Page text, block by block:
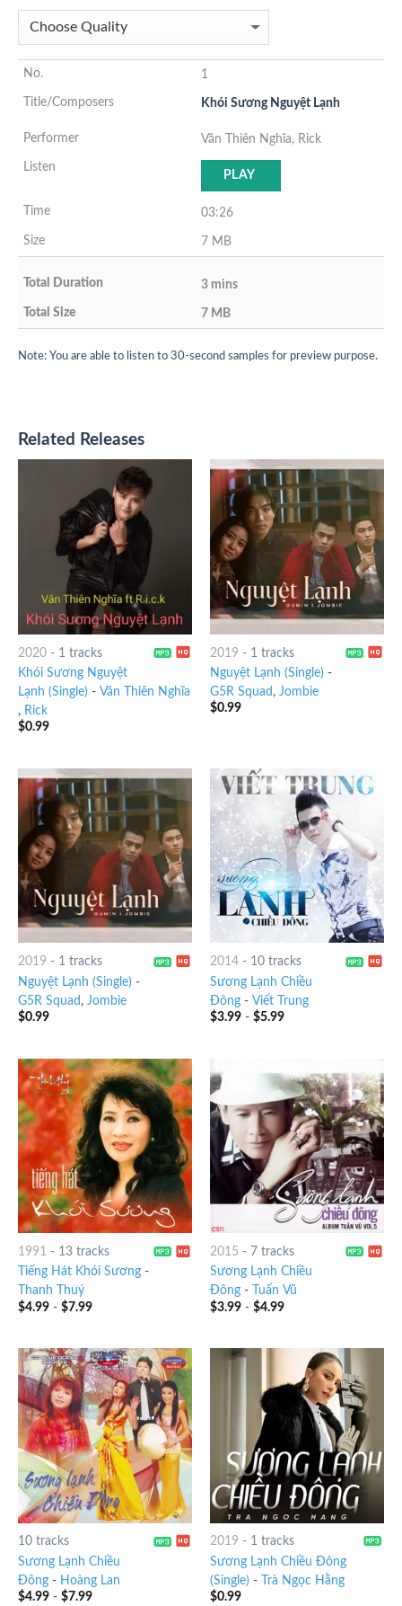
1
Khói Sương Nguyệt Lạnh
Văn Thiên Nghĩa, Rick
PLAY
03:26
7 MB
3 mins
7 MB
Note: You are able to listen to 30-second samples for preview purpose.
Related Releases
2020- 1 tracks
Khói Sương Nguyệt
Lạnh (Single) - Văn Thiên Nghĩa
, Rick
$0.99
2019 - 1 tracks
Nguyệt Lạnh (Single) -
G5R Squad , Jombie
$0.99
2019 - 1 tracks
Nguyệt Lạnh (Single) -
G5R Squad , Jombie
$0.99
2014- 10 tracks
Sương Lạnh Chiều
Đông- Viết Trung
$3.99- $5.99
1991 - 13 tracks
Tiếng Hát Khói Sương-
Thanh Thuý
$4.99- $7.99
2015 - 7 tracks
Sương Lạnh Chiều
Đông-
Tuấn Vũ
$3.99- $4.99
10 tracks
Sương Lạnh Chiều
Đông- Hoàng Lan
$4.99- $7.99
2019 - 1 tracks
Sương Lạnh Chiều Đông
(Single) -
Trà Ngọc Hằng
$0.99